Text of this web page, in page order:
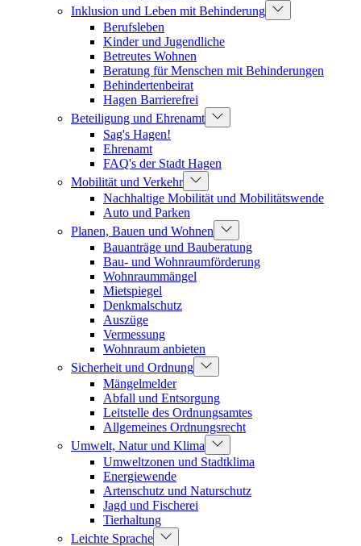
Inklusion und Leben mit Behinderung
Berufsleben
Kinder und Jugendliche
Betreutes Wohnen
Beratung für Menschen mit Behinderungen
Behindertenbeirat
Hagen Barrierefrei
Beteiligung und Ehrenamt
Sag's Hagen!
Ehrenamt
FAQ's der Stadt Hagen
Mobilität und Verkehr
Nachhaltige Mobilität und Mobilitätswende
Auto und Parken
Planen, Bauen und Wohnen
Bauanträge und Bauberatung
Bau- und Wohnraumförderung
Wohnraummängel
Mietspiegel
Denkmalschutz
Auszüge
Vermessung
Wohnraum anbieten
Sicherheit und Ordnung
Mängelmelder
Abfall und Entsorgung
Leitstelle des Ordnungsamtes
Allgemeines Ordnungsrecht
Umwelt, Natur und Klima
Umweltzonen und Stadtklima
Energiewende
Artenschutz und Naturschutz
Jagd und Fischerei
Tierhaltung
Leichte Sprache